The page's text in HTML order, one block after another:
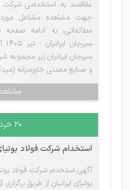
علاقمند به استخدامی شرکت
جهت مشاهده مشاغل
مطالعاتی، به ادامه صفحه
سیرجان ایرانیان زیر
و صنایع معدنی خاورمیانه
۲۰ خرداد ۱۴۰۵
استخدام شرکت فولاد
آگهی استخدام شرکت فولاد
بوتیای ایرانیان از طریق